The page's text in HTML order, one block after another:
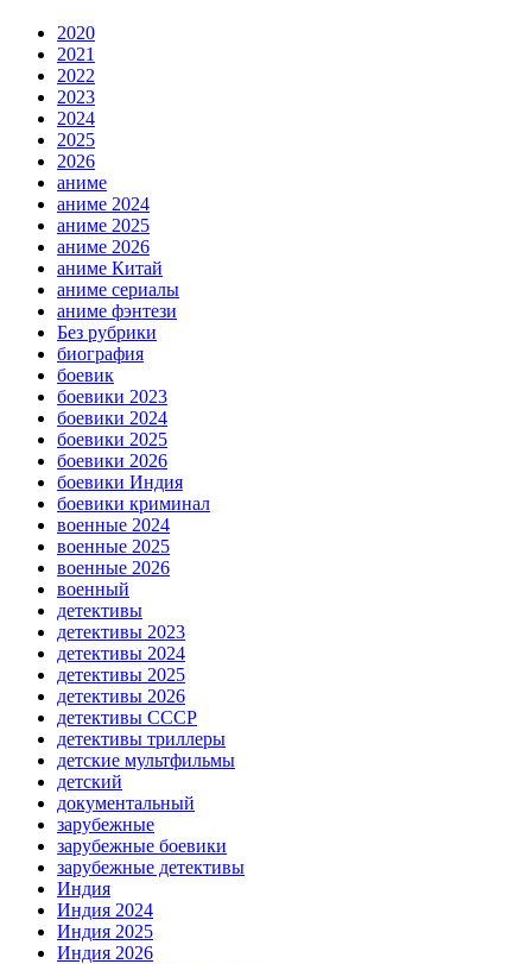
2020
2021
2022
2023
2024
2025
2026
аниме
аниме 2024
аниме 2025
аниме 2026
аниме Китай
аниме сериалы
аниме фэнтези
Без рубрики
биография
боевик
боевики 2023
боевики 2024
боевики 2025
боевики 2026
боевики Индия
боевики криминал
военные 2024
военные 2025
военные 2026
военный
детективы
детективы 2023
детективы 2024
детективы 2025
детективы 2026
детективы СССР
детективы триллеры
детские мультфильмы
детский
документальный
зарубежные
зарубежные боевики
зарубежные детективы
Индия
Индия 2024
Индия 2025
Индия 2026